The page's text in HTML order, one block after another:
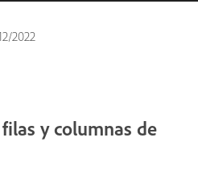
2022
y columnas de